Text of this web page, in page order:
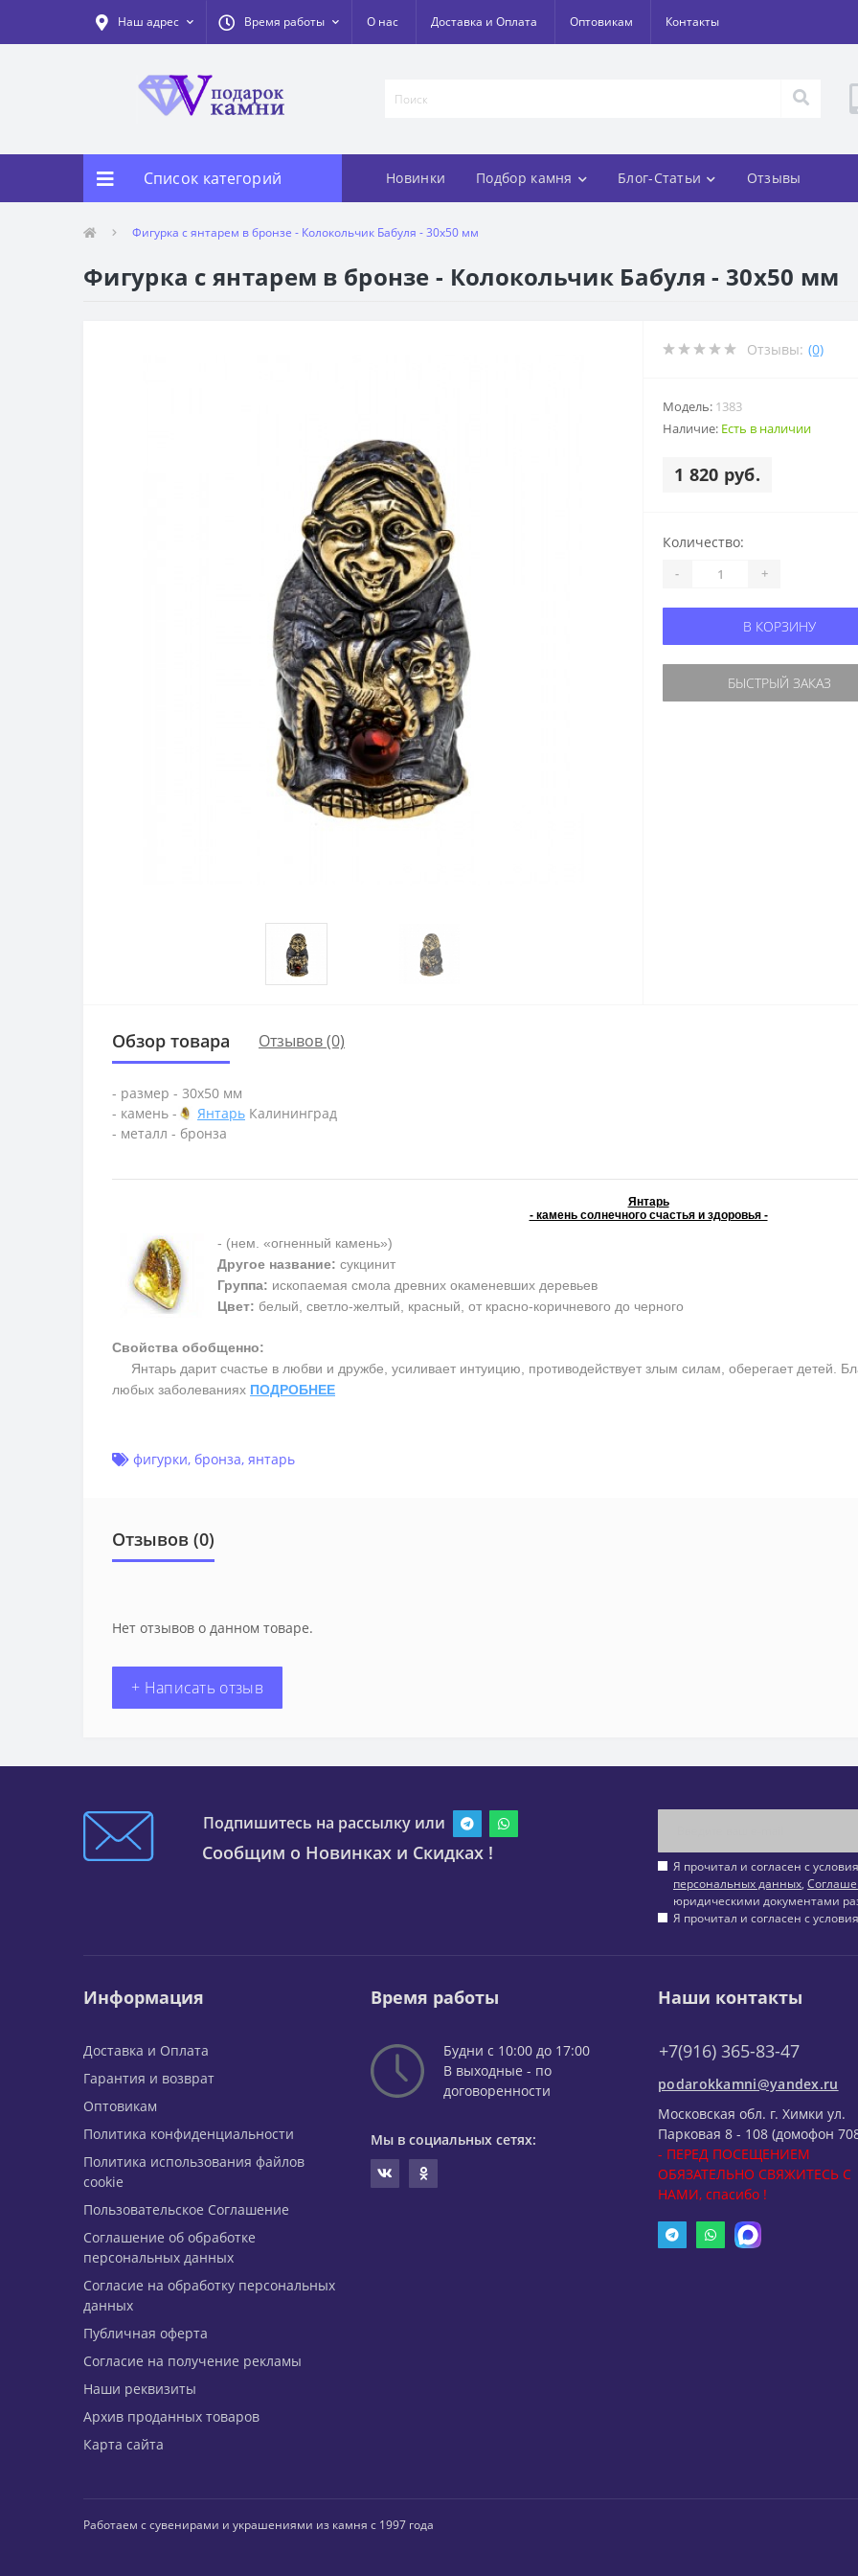
Наш адрес Время работы О нас Доставка и Оплата Оптовикам Контакты
Список категорий Новинки Подбор камня Блог-Статьи Отзывы
Фигурка с янтарем в бронзе - Колокольчик Бабуля - 30х50 мм
Фигурка с янтарем в бронзе - Колокольчик Бабуля - 30х50 мм
Отзывы: (0)
Модель: 1383
Наличие: Есть в наличии
1 820 руб.
Количество:
- +
В КОРЗИНУ
БЫСТРЫЙ ЗАКАЗ
Обзор товара Отзывов (0)
- размер - 30х50 мм
- камень -
Янтарь Калининград
- металл - бронза
Янтарь
- камень солнечного счастья и здоровья -
- (нем. «огненный камень»)
Другое название: сукцинит
Группа: ископаемая смола древних окаменевших деревьев
Цвет: белый, светло-желтый, красный, от красно-коричневого до черного
Свойства обобщенно:
Янтарь дарит счастье в любви и дружбе, усиливает интуицию, противодействует злым силам, оберегает детей.
любых заболеваниях ПОДРОБНЕЕ
фигурки, бронза, янтарь
Отзывов (0)
Нет отзывов о данном товаре.
+ Написать отзыв
Подпишитесь на рассылку или
Сообщим о Новинках и Скидках !
Я прочитал и согласен с
персональных данных,
юридическими документами
Я прочитал и согласен с
Информация
Доставка и Оплата
Гарантия и возврат
Оптовикам
Политика конфиденциальности
Политика использования файлов
cookie
Пользовательское Соглашение
Соглашение об обработке
персональных данных
Согласие на обработку персональных
данных
Публичная оферта
Согласие на получение рекламы
Наши реквизиты
Архив проданных товаров
Карта сайта
Время работы
Будни с 10:00 до 17:00
В выходные - по
договоренности
Мы в социальных сетях:
Наши контакты
+7(916) 365-83-47
podarokkamni@yandex.ru
Московская обл. г. Химки ул.
Парковая 8 - 108 (домофон
- ПЕРЕД ПОСЕЩЕНИЕМ
ОБЯЗАТЕЛЬНО СВЯЖИТЕСЬ С
НАМИ, спасибо !
Работаем с сувенирами и украшениями из камня с 1997 года